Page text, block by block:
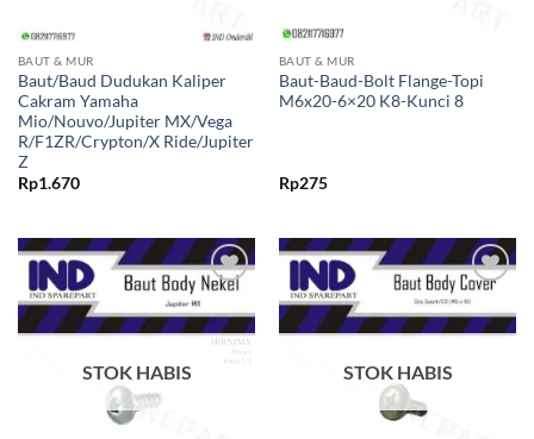
BAUT & MUR
Baut/Baud Dudukan Kaliper
Cakram Yamaha
Mio/Nouvo/Jupiter MX/Vega
R/F1ZR/Crypton/X Ride/Jupiter
Z
Rp1.670
BAUT & MUR
Baut-Baud-Bolt Flange-Topi
M6x20-6×20 K8-Kunci 8
Rp275
Tambahkan
ke Wishlist
STOK HABIS
Tambahkan
ke Wishlist
STOK HABIS